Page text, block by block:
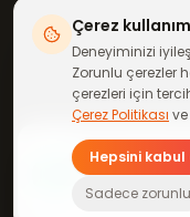
©2026
Çerez
Deneyiminizi
Zorunlu çerezler
çerezleri için
Çerez Politikası ve
Hepsini kabul
Sadece zorunlu
Günün
telefonuna
WhatsApp
katıl